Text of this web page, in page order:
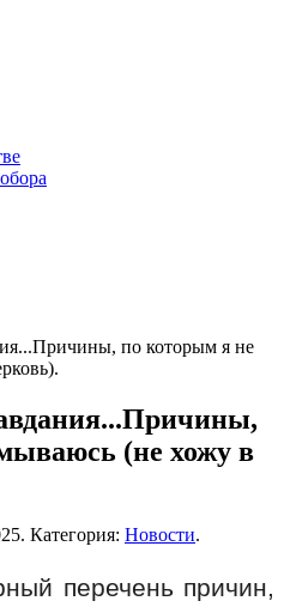
по которым я не
(не хожу в
. Категория: Новости.
перечень причин,